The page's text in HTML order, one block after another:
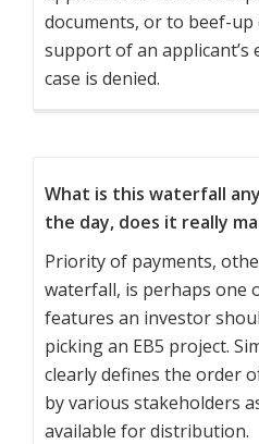
documents, or to beef-
support of an
case is denied.
What is this waterfall
the day, does it really
Priority of payments,
waterfall, is perhaps one
features an investor
picking an EB5 project.
clearly defines the order
by various stakeholders
available for distribution.